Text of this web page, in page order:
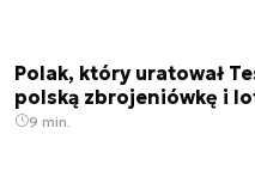
Polak, który uratował
polską zbrojeniówkę i
9 min.